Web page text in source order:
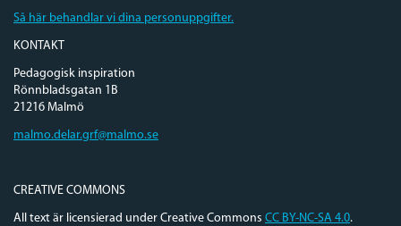
Så här behandlar vi dina personuppgifter.
KONTAKT
Pedagogisk inspiration
Rönnbladsgatan 1B
21216 Malmö
malmo.delar.grf@malmo.se
CREATIVE COMMONS
All text är licensierad under Creative Commons CC BY-NC-SA 4.0.